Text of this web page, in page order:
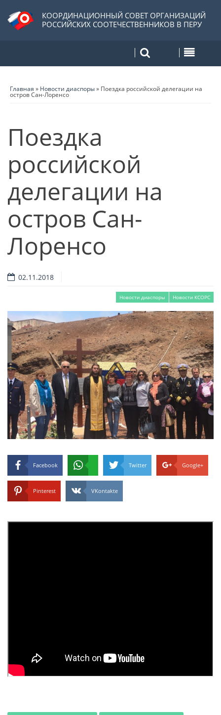
КООРДИНАЦИОННЫЙ СОВЕТ ОРГАНИЗАЦИЙ
РОССИЙСКИХ СООТЕЧЕСТВЕННИКОВ В ПЕРУ
Главная » Новости диаспоры» Поездка российской делегации на
остров Сан-Лоренсо
Поездка
российской
делегации на
остров Сан-
Лоренсо
02.11.2018
Новости диаспоры Новости КСОРС
Facebook Twitter Google+
Pinterest VKontakte